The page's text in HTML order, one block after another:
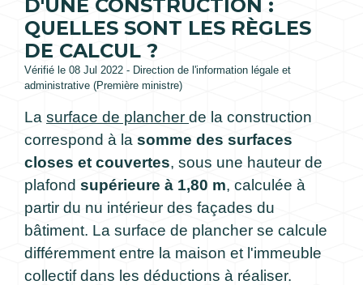
D'UNE CONSTRUCTION :
QUELLES SONT LES RÈGLES
DE CALCUL ?
Vérifié le 08 Jul 2022 - Direction de l'information légale et
administrative (Première ministre)
La surface de plancher de la construction
correspond à la somme des surfaces
closes et couvertes, sous une hauteur de
plafond supérieure à 1,80 m, calculée à
partir du nu intérieur des façades du
bâtiment. La surface de plancher se calcule
différemment entre la maison et l'immeuble
collectif dans les déductions à réaliser.